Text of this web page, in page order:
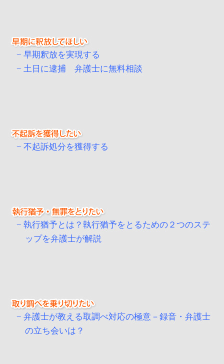
早期釈放を実現する
土日に逮捕 弁護士に無料相談
不起訴処分を獲得する
執行猶予とは？執行猶予をとるための２つのステ
ップを弁護士が解説
弁護士が教える取調べ対応の極意－録音・弁護士
の立ち会いは？